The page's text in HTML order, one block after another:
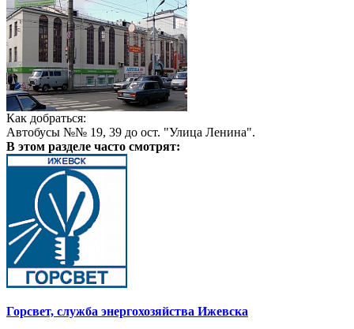
Как добраться:
Автобусы №№ 19, 39 до ост. "Улица Ленина".
В этом разделе часто смотрят:
Горсвет, служба энергохозяйства Ижевска